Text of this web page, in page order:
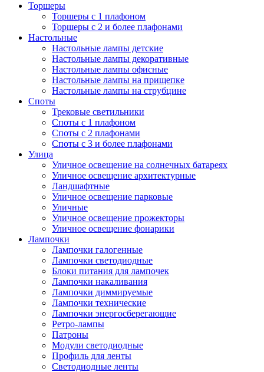
Торшеры
Торшеры с 1 плафоном
Торшеры с 2 и более плафонами
Настольные
Настольные лампы детские
Настольные лампы декоративные
Настольные лампы офисные
Настольные лампы на прищепке
Настольные лампы на струбцине
Споты
Трековые светильники
Споты с 1 плафоном
Споты с 2 плафонами
Споты с 3 и более плафонами
Улица
Уличное освещение на солнечных батареях
Уличное освещение архитектурные
Ландшафтные
Уличное освещение парковые
Уличные
Уличное освещение прожекторы
Уличное освещение фонарики
Лампочки
Лампочки галогенные
Лампочки светодиодные
Блоки питания для лампочек
Лампочки накаливания
Лампочки диммируемые
Лампочки технические
Лампочки энергосберегающие
Ретро-лампы
Патроны
Модули светодиодные
Профиль для ленты
Светодиодные ленты